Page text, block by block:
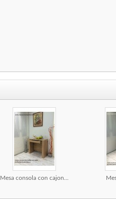
Mesa consola con cajon...